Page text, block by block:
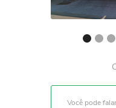
Você pode